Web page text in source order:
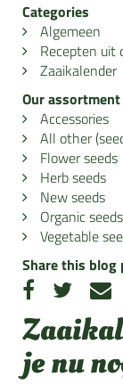
Categories
Algemeen
Recepten uit
Zaaikalender
Our assortment
Accessories
All other
Flower seeds
Herb seeds
New seeds
Organic seeds
Vegetable
Share this blog
je nu